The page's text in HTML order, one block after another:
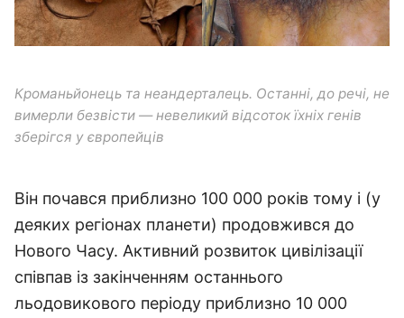
Кроманьйонець та неандерталець. Останні, до речі, не
вимерли безвісти — невеликий відсоток їхніх генів
зберігся у європейців
Він почався приблизно 100 000 років тому і (у
деяких регіонах планети) продовжився до
Нового Часу. Активний розвиток цивілізації
співпав із закінченням останнього
льодовикового періоду приблизно 10 000